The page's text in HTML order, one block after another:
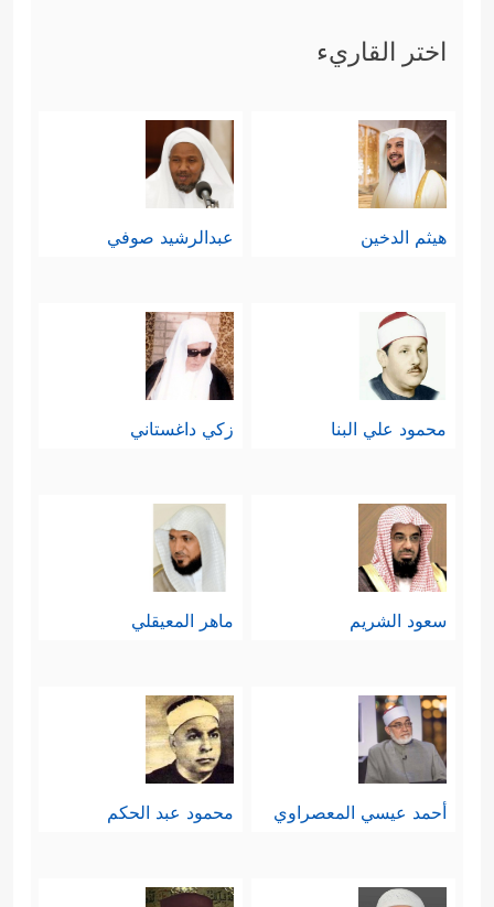
الرسالات فإنَّه سيُهلِك نفسَه في جمع
بلا غايةٍ ولا حكمةٍ؛ لأنَّه لا يؤمِنُ بإلهٍ قادرٍ
عليه يُراقبه ويُحاسبه، فهو لا يؤمن إلَّا
بحياته المحدودة، ولا يرى شيئًا فوقها، ولا
﴿أَیَحۡسَبُ أَن لَّن یَقۡدِرَ عَلَیۡهِ أَحَدࣱ﴾
وهو لو فكّر قليلًا، لعلِم أنَّ في عينيه
اللتَين يبصِر بهما آية على وجود الله
وقدرته عليه، وكذلك في لسانه هذا الذي
وفي شفتَيه كذلك، وأكبر من ذلك: هذا
العقل الذي يُدرِكُ به الأشياء، ويُميِّزُ به
بين ما ينفعه وما يضرُّه، بين طريق
عقله﴿یَقُولُ أَهۡلَكۡتُ مَالࣰا لُّبَدًا﴿٦﴾
أَیَحۡسَبُ أَن
لَّمۡ یَرَهُۥۤ أَحَدٌ
أَلَمۡ نَجۡعَل لَّهُۥ عَیۡنَیۡنِ
رابعًا: تُعبِّرُ السورة عن غاية هذه الحياة
اختر القاريء
هيثم الدخين عبدالرشيد صوفي
محمود علي البنا زكي داغستاني
سعود الشريم ماهر المعيقلي
أحمد عيسي المعصراوي محمود عبد الحكم